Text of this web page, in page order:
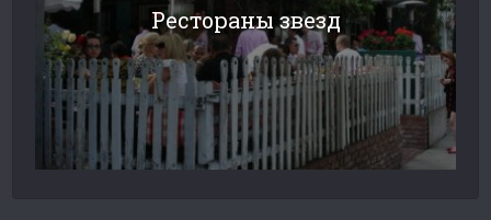
Рестораны звезд